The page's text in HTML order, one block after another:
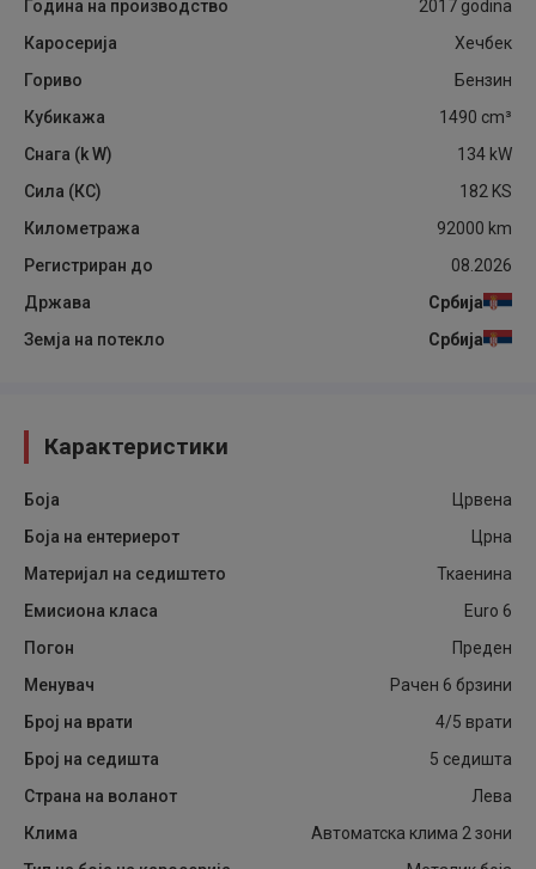
Година на производство
2017 godina
Каросерија
Хечбек
Гориво
Бензин
Кубикажа
1490 cm³
Снага (k W)
134 kW
Сила (КС)
182 KS
Километража
92000 km
Регистриран до
08.2026
Држава
Србија
Земја на потекло
Србија
Карактеристики
Боја
Црвена
Боја на ентериерот
Црна
Материјал на седиштето
Ткаенина
Емисиона класа
Euro 6
Погон
Преден
Менувач
Рачен 6 брзини
Број на врати
4/5 врати
Број на седишта
5 седишта
Страна на воланот
Лева
Клима
Автоматска клима 2 зони